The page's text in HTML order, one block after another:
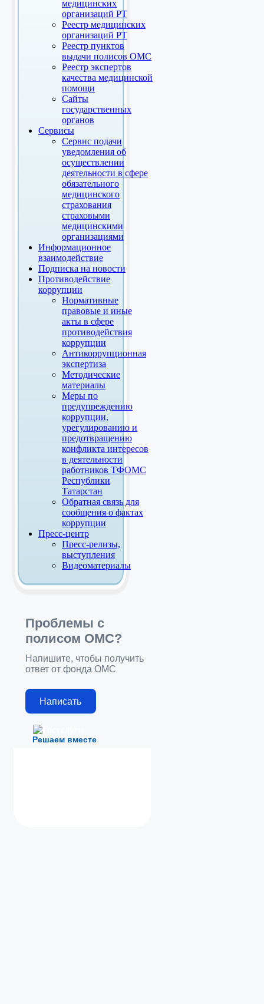
медицинских
организаций РТ
Реестр медицинских
организаций РТ
Реестр пунктов
выдачи полисов ОМС
Реестр экспертов
качества медицинской
помощи
Сайты
государственных
органов
Сервисы
Сервис подачи
уведомления об
осуществлении
деятельности в сфере
обязательного
медицинского
страхования
страховыми
медицинскими
организациями
Информационное
взаимодействие
Подписка на новости
Противодействие
коррупции
Нормативные
правовые и иные
акты в сфере
противодействия
коррупции
Антикоррупционная
экспертиза
Методические
материалы
Меры по
предупреждению
коррупции,
урегулированию и
предотвращению
конфликта интересов
в деятельности
работников ТФОМС
Республики
Татарстан
Обратная связь для
сообщения о фактах
коррупции
Пресс-центр
Пресс-релизы,
выступления
Видеоматериалы
Решаем вместе
Проблемы с
полисом ОМС?
Напишите, чтобы получить
ответ от фонда ОМС
Написать